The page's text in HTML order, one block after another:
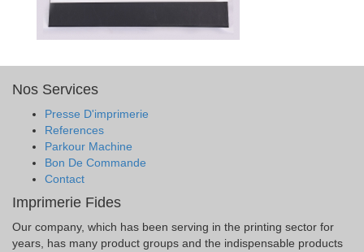
Nos Services
Presse D'imprimerie
References
Parkour Machine
Bon De Commande
Contact
Imprimerie Fides
Our company, which has been serving in the printing sector for
years, has many product groups and the indispensable products